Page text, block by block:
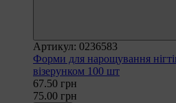
Артикул: 0236583
Форми для нарощування
візерунком 100 шт
67.50 грн
75.00 грн